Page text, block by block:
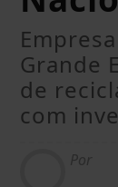
Grande
de
com
Por